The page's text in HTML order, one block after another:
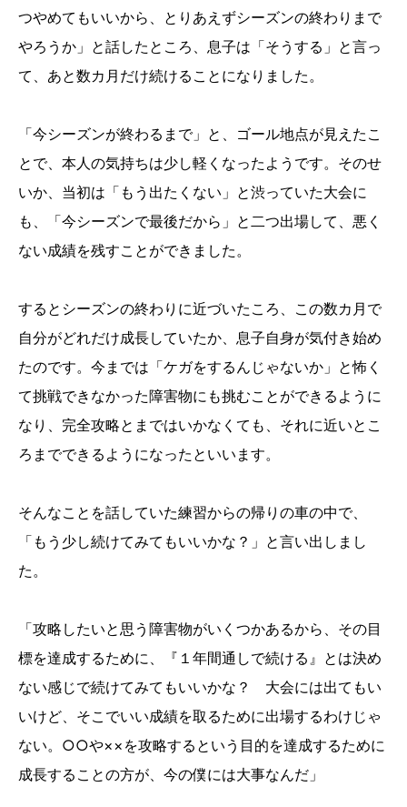
つやめてもいいから、とりあえずシーズンの終わりまで
やろうか」と話したところ、息子は「そうする」と言っ
て、あと数カ月だけ続けることになりました。
「今シーズンが終わるまで」と、ゴール地点が見えたこ
とで、本人の気持ちは少し軽くなったようです。そのせ
いか、当初は「もう出たくない」と渋っていた大会に
も、「今シーズンで最後だから」と二つ出場して、悪く
ない成績を残すことができました。
するとシーズンの終わりに近づいたころ、この数カ月で
自分がどれだけ成長していたか、息子自身が気付き始め
たのです。今までは「ケガをするんじゃないか」と怖く
て挑戦できなかった障害物にも挑むことができるように
なり、完全攻略とまではいかなくても、それに近いとこ
ろまでできるようになったといいます。
そんなことを話していた練習からの帰りの車の中で、
「もう少し続けてみてもいいかな？」と言い出しまし
た。
「攻略したいと思う障害物がいくつかあるから、その目
標を達成するために、『１年間通しで続ける』とは決め
ない感じで続けてみてもいいかな？ 大会には出てもい
いけど、そこでいい成績を取るために出場するわけじゃ
ない。○○や××を攻略するという目的を達成するために
成長することの方が、今の僕には大事なんだ」